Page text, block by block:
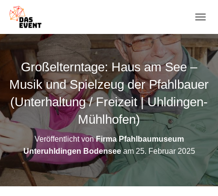
A
V
G
I
O
N
T
Großelterntage: Haus am See –
Musik und Spielzeug der Pfahlbauer
(Unterhaltung / Freizeit | Uhldingen-
Mühlhofen)
Veröffentlicht vonFirma Pfahlbaumuseum
Unteruhldingen Bodenseeam25. Februar 2025